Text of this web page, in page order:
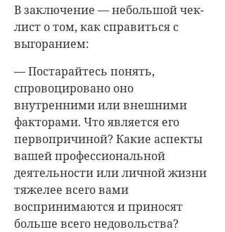
В заключение — небольшой чек-
лист о том, как справиться с
выгоранием:
— Постарайтесь понять,
спровоцировано оно
внутренними или внешними
факторами. Что является его
первопричиной? Какие аспекты
вашей профессиональной
деятельности или личной жизни
тяжелее всего вами
воспринимаются и приносят
больше всего недовольства?